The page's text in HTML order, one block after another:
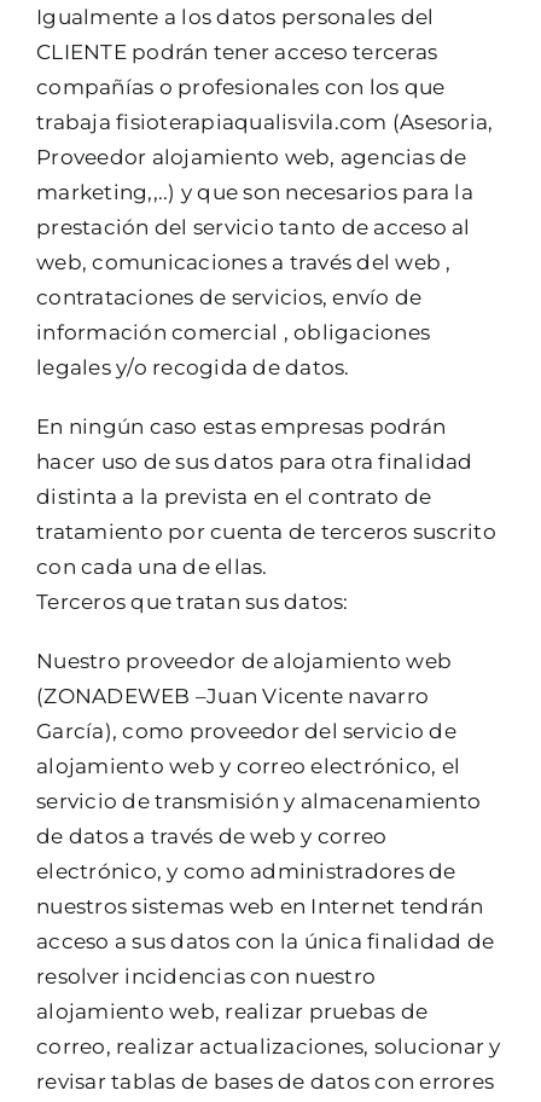
Igualmente a los datos personales del
CLIENTE podrán tener acceso terceras
compañías o profesionales con los que
trabaja fisioterapiaqualisvila.com (Asesoria,
Proveedor alojamiento web, agencias de
marketing,,..) y que son necesarios para la
prestación del servicio tanto de acceso al
web, comunicaciones a través del web ,
contrataciones de servicios, envío de
información comercial , obligaciones
legales y/o recogida de datos.
En ningún caso estas empresas podrán
hacer uso de sus datos para otra finalidad
distinta a la prevista en el contrato de
tratamiento por cuenta de terceros suscrito
con cada una de ellas.
Terceros que tratan sus datos:
Nuestro proveedor de alojamiento web
(ZONADEWEB –Juan Vicente navarro
García), como proveedor del servicio de
alojamiento web y correo electrónico, el
servicio de transmisión y almacenamiento
de datos a través de web y correo
electrónico, y como administradores de
nuestros sistemas web en Internet tendrán
acceso a sus datos con la única finalidad de
resolver incidencias con nuestro
alojamiento web, realizar pruebas de
correo, realizar actualizaciones, solucionar y
revisar tablas de bases de datos con errores